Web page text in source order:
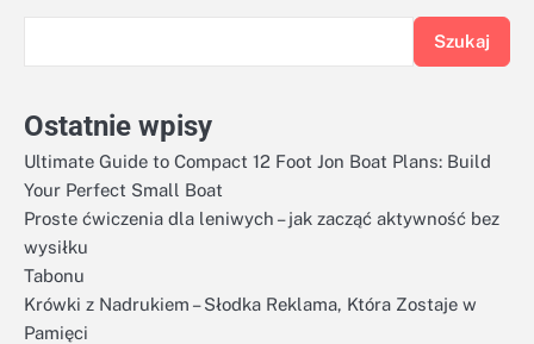
Szukaj
Ostatnie wpisy
Ultimate Guide to Compact 12 Foot Jon Boat Plans: Build
Your Perfect Small Boat
Proste ćwiczenia dla leniwych – jak zacząć aktywność bez
wysiłku
Tabonu
Krówki z Nadrukiem – Słodka Reklama, Która Zostaje w
Pamięci